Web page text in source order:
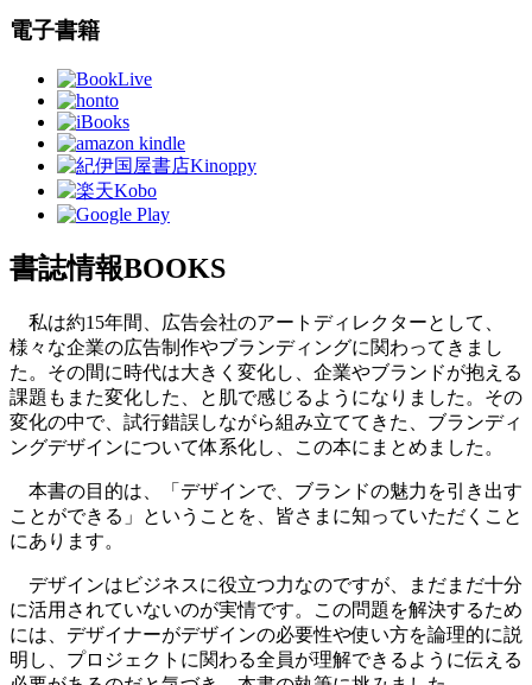
電子書籍
書誌情報BOOKS
私は約15年間、広告会社のアートディレクターとして、
様々な企業の広告制作やブランディングに関わってきまし
た。その間に時代は大きく変化し、企業やブランドが抱える
課題もまた変化した、と肌で感じるようになりました。その
変化の中で、試行錯誤しながら組み立ててきた、ブランディ
ングデザインについて体系化し、この本にまとめました。
本書の目的は、「デザインで、ブランドの魅力を引き出す
ことができる」ということを、皆さまに知っていただくこと
にあります。
デザインはビジネスに役立つ力なのですが、まだまだ十分
に活用されていないのが実情です。この問題を解決するため
には、デザイナーがデザインの必要性や使い方を論理的に説
明し、プロジェクトに関わる全員が理解できるように伝える